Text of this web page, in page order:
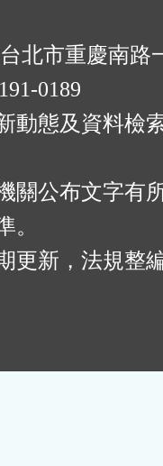
北市重慶南路
0189
動態及資料檢
關公布文字有
。
更新，法規整